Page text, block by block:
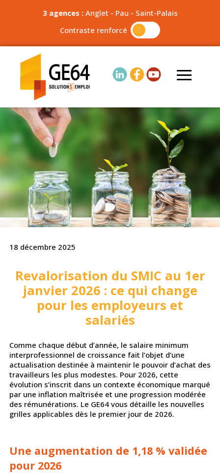
3 agences : Anglet - Pau - Saint-Palais
Contraste renforcé
18 décembre 2025
Revalorisation du SMIC au 1er
janvier 2026 : ce qui change
pour les employeurs et
salariés
Comme chaque début d’année, le salaire minimum
interprofessionnel de croissance fait l’objet d’une
actualisation destinée à maintenir le pouvoir d’achat des
travailleurs les plus modestes. Pour 2026, cette
évolution s’inscrit dans un contexte économique marqué
par une inflation maîtrisée et une progression modérée
des rémunérations. Le GE64 vous détaille les nouvelles
grilles applicables dès le premier jour de 2026.
Une augmentation de 1,18 % validée
pour 2026